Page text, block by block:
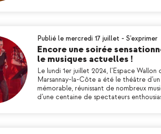
Publié le mercredi 17 juillet - S’exprimer
Encore une soirée
le musiques actuelles !
Le lundi 1er juillet 2024, l’Espace Wallon
Marsannay-la-Côte a été le théâtre
mémorable, réunissant de nombreux
d’une centaine de spectateurs